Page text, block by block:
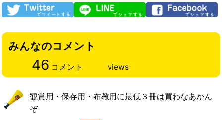
みんなのコメント
46 コメント views
観賞用・保存用・布教用に最低３冊は買わなあかん
ぞ